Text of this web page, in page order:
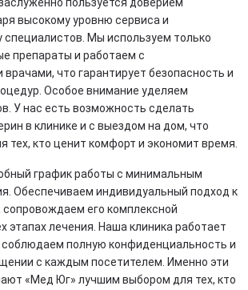
высокому уровню сервиса и
Мы используем только
препараты и работаем с
что гарантирует безопасность и
Особое внимание уделяем
У нас есть возможность сделать
в клинике и с выездом на дом, что
тех, кто ценит комфорт и экономит время.
график работы с минимальным
Обеспечиваем индивидуальный подход к
его комплексной
этапах лечения. Наша клиника работает
соблюдаем полную конфиденциальность и
с каждым посетителем. Именно эти
«Мед Юг» лучшим выбором для тех, кто